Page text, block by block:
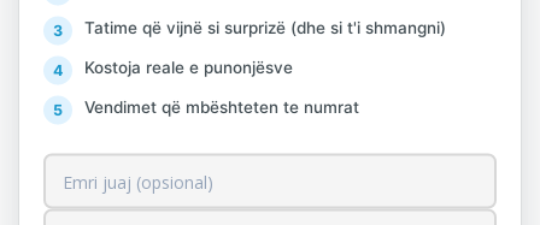
kush bën deklarimin dhe pagesën brenda 4
muajve nga hyrja në fuqi e ligjit do të
paguajë 5 % të pasurisë së amnistuar, ata
që bëjnë deklarimin në katër mujorin e
dytë do paguajë 7 %, ndërsa ata që
deklarojnë në katër mujorin e tretë do
paguajnë 10% të pasurisë së amnistuar.
Tatime që vijnë si surprizë (dhe si t'i shmangni)
Kostoja reale e punonjësve
Vendimet që mbështeten te numrat